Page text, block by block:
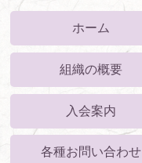
ホーム
組織の概要
入会案内
各種お問い合わせ